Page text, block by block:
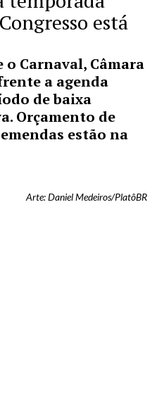
está
o Carnaval, Câmara
a agenda
de baixa
Orçamento de
estão na
Arte: Daniel Medeiros/PlatôBR